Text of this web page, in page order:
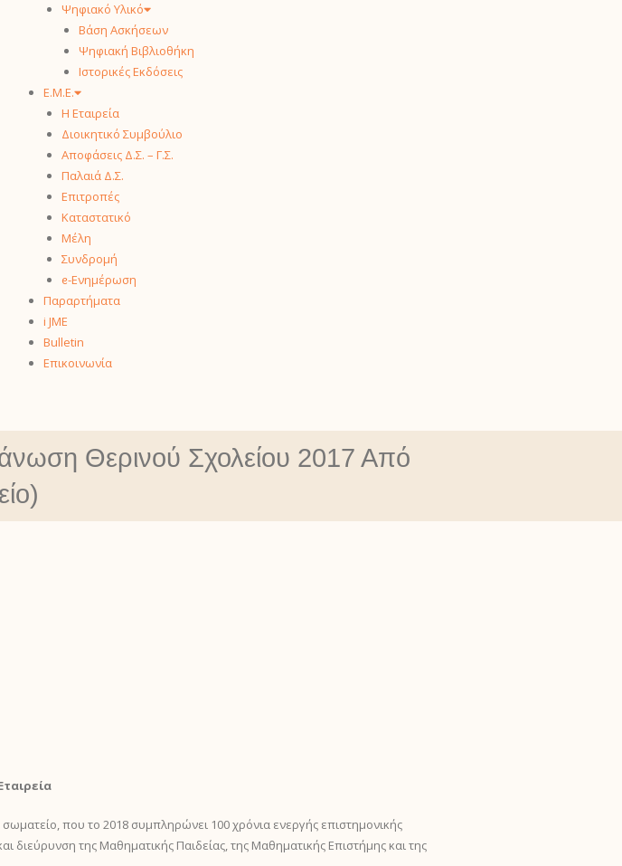
Ψηφιακό Υλικό
Βάση Ασκήσεων
Ψηφιακή Βιβλιοθήκη
Ιστορικές Εκδόσεις
Ε.Μ.Ε.
Η Εταιρεία
Διοικητικό Συμβούλιο
Αποφάσεις Δ.Σ. – Γ.Σ.
Παλαιά Δ.Σ.
Επιτροπές
Καταστατικό
Μέλη
Συνδρομή
ᧉ-Ενημέρωση
Παραρτήματα
i JME
Bulletin
Επικοινωνία
Θερινού Σχολείου 2017 Από
που το 2018 συμπληρώνει 100 χρόνια ενεργής επιστημονικής
διεύρυνση της Μαθηματικής Παιδείας, της Μαθηματικής Επιστήμης και της